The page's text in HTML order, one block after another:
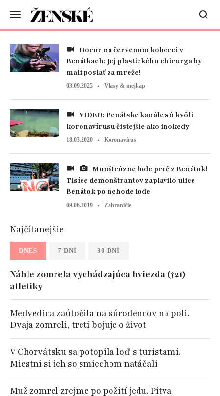
Benátkach: Jej plastického chirurga by
mali poslať za mreže!
03.09.2025 Vlasy & mejkap
koronavírusu čistejšie ako inokedy
18.03.2020 Koronavírus
Tisíce demonštrantov zaplavilo ulice
Benátok po nehode lode
09.06.2019 Zahraničie
Najčítanejšie
DNES 7 DNÍ 30 DNÍ
Náhle zomrela vychádzajúca hviezda (†21)
atletiky
Medvedica zaútočila na súrodencov na poli.
Dvaja zomreli, tretí bojuje o život
V Chorvátsku sa potopila loď s turistami.
Miestni si ich so smiechom natáčali
Muž zomrel zrejme po požití jedu. Pitva